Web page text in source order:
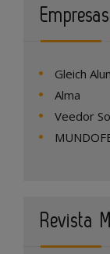
Empresas
Gleich
Alma
Veedor
Revista